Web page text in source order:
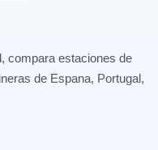
compara estaciones de
de Espana, Portugal,